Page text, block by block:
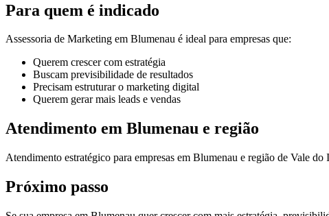
Para quem é indicado
Assessoria de Marketing em Blumenau é ideal para empresas que:
Querem crescer com estratégia
Buscam previsibilidade de resultados
Precisam estruturar o marketing digital
Querem gerar mais leads e vendas
Atendimento em Blumenau e região
Atendimento estratégico para empresas em Blumenau e região de Vale
Próximo passo